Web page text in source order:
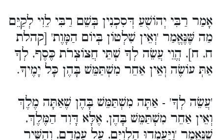
אָמַר רַבִּי יְהוֹשֻׁעַ דְּסִכְנִין בְּשֵׁם רַבִּי לֵוִי לְקַיֵּם
מַה שֶּׁנֶּאֱמַר 'וְאֵין שִׁלְטוֹן בְּיוֹם הַמָּוֶת' [קהלת
ח, ח], הֱוֵי עֲשֵׂה לְךָ שְׁתֵּי חֲצוֹצְרֹת כֶּסֶף, לְךָ
אַתְּ עוֹשֶׂה וְאֵין אַחֵר מִשְׁתַּמֵּשׁ בָּהֶן כָּל יָמֶיךָ.
'עֲשֵׂה לְךָ' - אַתָּה מִשְׁתַּמֵּשׁ בָּהֶן שֶׁאַתָּה מֶלֶךְ
וְאֵין אַחֵר מִשְׁתַּמֵּשׁ בָּהֶן, אֶלָּא דָּוִד הַמֶּלֶךְ,
שֶׁנֶּאֱמַר 'וַיַּעַמְדוּ הַלְוִיִּם, עַל עָמְדָם, וְהַשִּׁיר